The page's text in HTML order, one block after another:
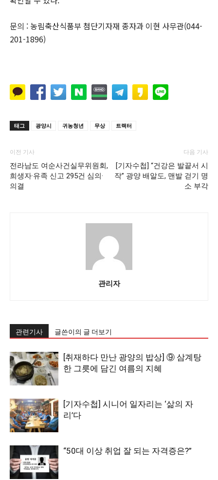
문의 : 농림축산식품부 첨단기자재 종자과 이현 사무관(044-
201-1896)
태그 광양시 귀농청년 무상 트랙터
이전 기사
전라남도 여순사건실무위원회,
희생자·유족 신고 295건 심의·
의결
다음 기사
[기자수첩] “건강은 발끝서 시
작” 광양 배알도, 맨발 걷기 명
소 부각
관리자
관련기사 글쓴이의 글 더보기
[취재하다 만난 광양의 밥상] ⑨ 삼계탕
한 그릇에 담긴 여름의 지혜
[기자수첩] 시니어 일자리는 ‘삶의 자
리’다
“50대 이상 취업 잘 되는 자격증은?”